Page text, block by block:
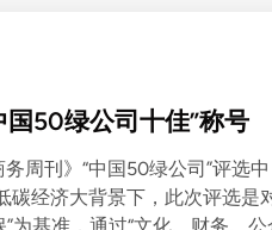
国50绿公司十佳”称号
周刊》“中国50绿公司”评选
碳经济大背景下，此次评选是